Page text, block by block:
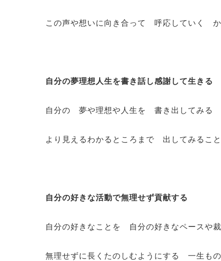
この声や想いに向き合って 呼応していく
自分の夢理想人生を書き話し感謝して生きる
自分の 夢や理想や人生を 書き出してみる
より見えるわかるところまで 出してみる
自分の好きな活動で無理せず貢献する
自分の好きなことを 自分の好きなペースや
無理せずに長くたのしむようにする 一生も